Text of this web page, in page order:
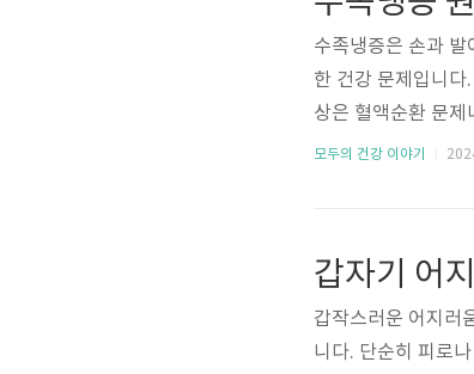
줄어드는 만큼 피
수족냉증은 손과
한 건강 문제입니
상은 혈액순환 문
거나 단순히 "춥다"
다. 특히 말초 혈관
모두의 건강 이야기
갑자기 어
갑작스러운 어지러
니다. 단순히 피로